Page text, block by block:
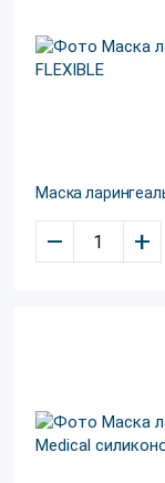
Маска
– +